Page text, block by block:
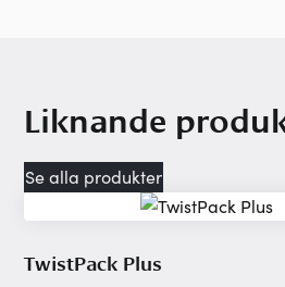
Liknande
Se alla produkter
TwistPack Plus